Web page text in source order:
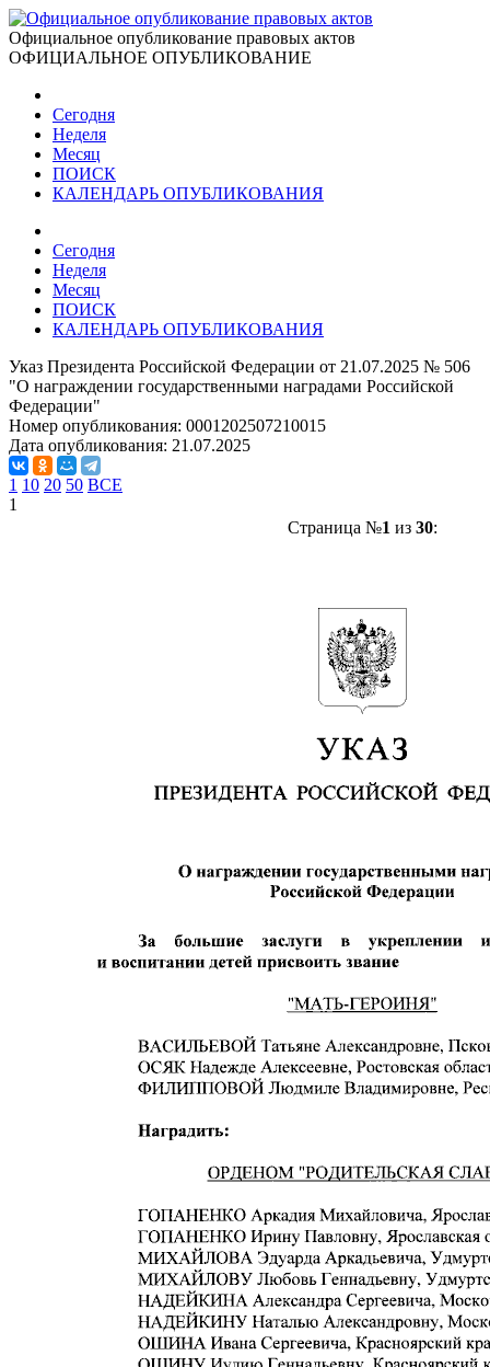
Официальное опубликование правовых актов
ОФИЦИАЛЬНОЕ ОПУБЛИКОВАНИЕ
Сегодня
Неделя
Месяц
ПОИСК
КАЛЕНДАРЬ ОПУБЛИКОВАНИЯ
Сегодня
Неделя
Месяц
ПОИСК
КАЛЕНДАРЬ ОПУБЛИКОВАНИЯ
Указ Президента Российской Федерации от 21.07.2025 № 506
"О награждении государственными наградами Российской
Федерации"
Номер опубликования: 0001202507210015
Дата опубликования: 21.07.2025
1 10 20 50 ВСЕ
1
Страница №1 из 30: